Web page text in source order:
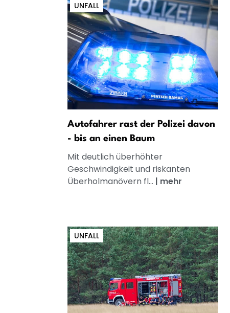
UNFALL
Autofahrer rast der Polizei davon
- bis an einen Baum
Mit deutlich überhöhter
Geschwindigkeit und riskanten
Überholmanövern fl... | mehr
UNFALL